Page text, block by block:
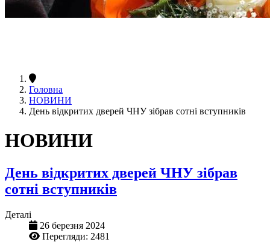
Головна
НОВИНИ
День відкритих дверей ЧНУ зібрав сотні вступників
НОВИНИ
День відкритих дверей ЧНУ зібрав
сотні вступників
Деталі
26 березня 2024
Перегляди: 2481